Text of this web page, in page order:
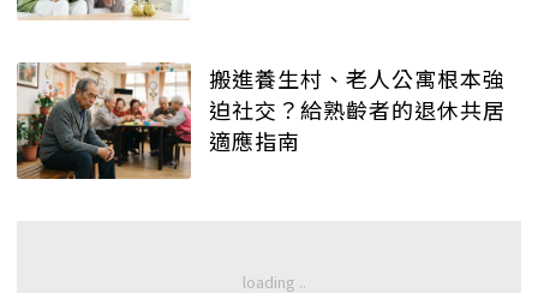
搬進養生村、老人公寓根本強
迫社交？給熟齡者的退休共居
適應指南